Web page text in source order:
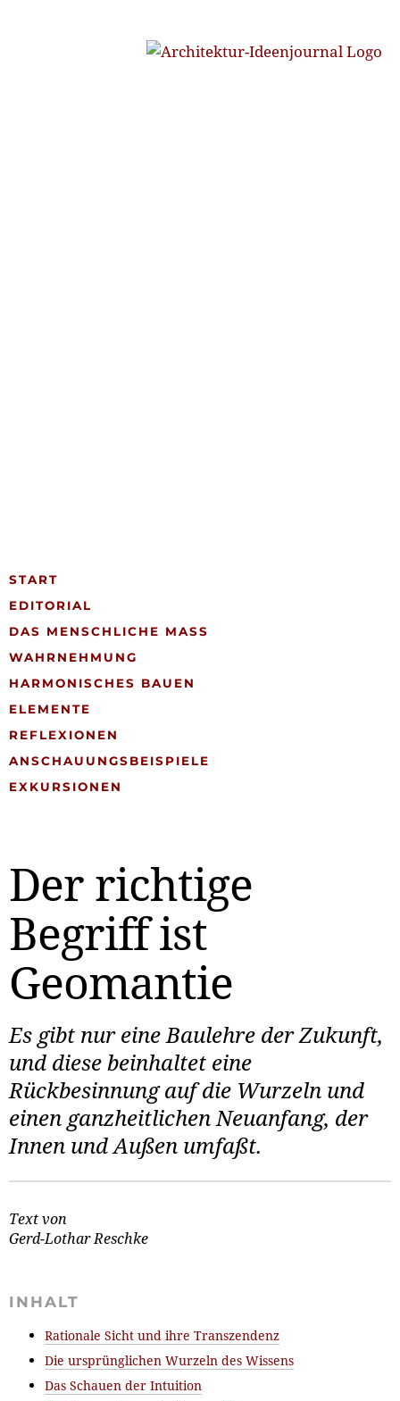
START
EDITORIAL
DAS MENSCHLICHE MASS
WAHRNEHMUNG
HARMONISCHES BAUEN
ELEMENTE
REFLEXIONEN
ANSCHAUUNGSBEISPIELE
EXKURSIONEN
Der richtige
Begriff ist
Geomantie
Es gibt nur eine Baulehre der Zukunft,
und diese beinhaltet eine
Rückbesinnung auf die Wurzeln und
einen ganzheitlichen Neuanfang, der
Innen und Außen umfaßt.
Text von
Gerd-Lothar Reschke
INHALT
Rationale Sicht und ihre Transzendenz
Die ursprünglichen Wurzeln des Wissens
Das Schauen der Intuition